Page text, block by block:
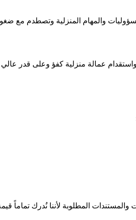
والمهام المنزلية وتصطدم مع
عمالة منزلية كفؤ وعلى قدر
المطلوبة لأننا نُدرك تماماً